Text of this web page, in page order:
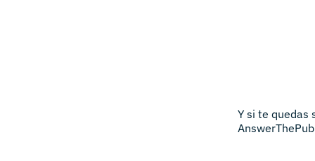
Y si te quedas